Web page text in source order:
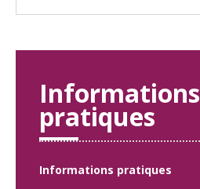
Informations
pratiques
Informations pratiques